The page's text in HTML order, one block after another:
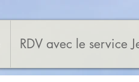
RDV avec le service